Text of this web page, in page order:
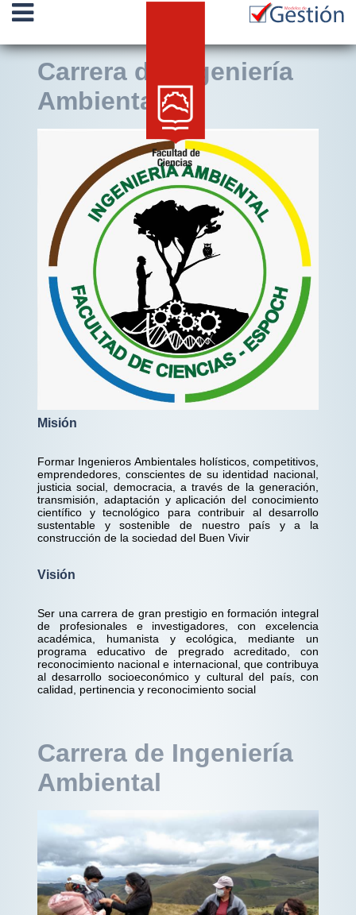
Carrera de Ingeniería
Ambiental
Misión
Formar Ingenieros Ambientales holísticos, competitivos,
emprendedores, conscientes de su identidad nacional,
justicia social, democracia, a través de la generación,
transmisión, adaptación y aplicación del conocimiento
científico y tecnológico para contribuir al desarrollo
sustentable y sostenible de nuestro país y a la
construcción de la sociedad del Buen Vivir
Visión
Ser una carrera de gran prestigio en formación integral
de profesionales e investigadores, con excelencia
académica, humanista y ecológica, mediante un
programa educativo de pregrado acreditado, con
reconocimiento nacional e internacional, que contribuya
al desarrollo socioeconómico y cultural del país, con
calidad, pertinencia y reconocimiento social
Carrera de Ingeniería
Ambiental